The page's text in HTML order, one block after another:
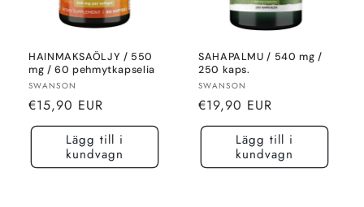
HAINMAKSAÖLJY / 550
mg / 60 pehmytkapselia
Säljare:
SWANSON
Normalt
pris
€15,90 EUR
Lägg till i
kundvagn
SAHAPALMU / 540 mg /
250 kaps.
Säljare:
SWANSON
Normalt
pris
€19,90 EUR
Lägg till i
kundvagn